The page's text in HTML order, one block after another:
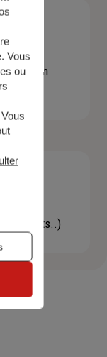
faire un
contrats..)
Vous
ou